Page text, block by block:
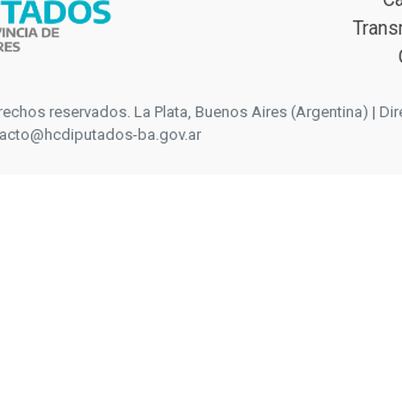
reservados. La Plata, Buenos Aires (Argentina) |
ba.gov.ar